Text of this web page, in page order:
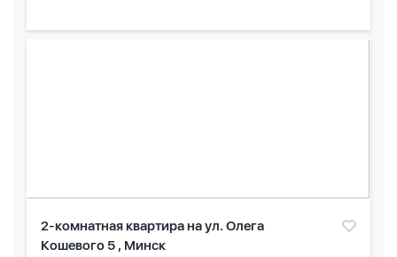
2-комнатная квартира на ул. Олега
Кошевого 5 , Минск